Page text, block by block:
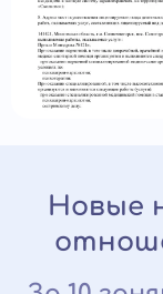
Новые